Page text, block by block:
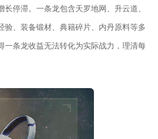
停滞。一条龙包含天罗地网、升云道、
、装备锻材、典籍碎片、内丹原料等多
条龙收益无法转化为实际战力，理清每